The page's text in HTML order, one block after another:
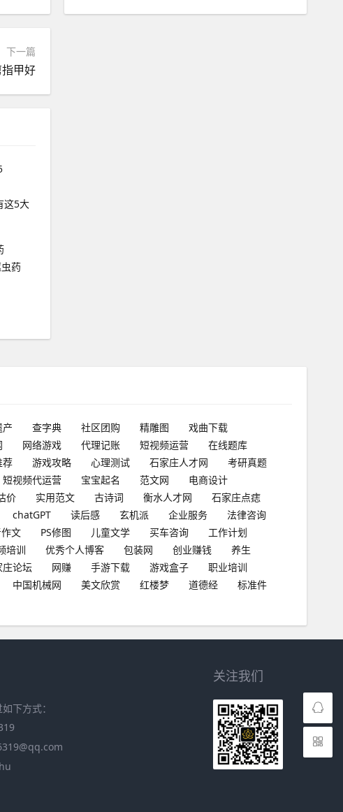
下一篇
甲好
这5大
药
查字典 社区团购 精雕图
戏曲下载
网络游戏 代理记账 短视频运营
在线题库
荐 游戏攻略 心理测试 石家庄人才网
考研真题
短视频代运营 宝宝起名 范文网
电商设计
价 实用范文 古诗词 衡水人才网
石家庄点痣
chatGPT 读后感 玄机派 企业服务
法律咨询
文 PS修图 儿童文学 买车咨询
工作计划
培训 优秀个人博客 包装网 创业赚钱
养生
庄论坛 网赚 手游下载 游戏盒子
职业培训
中国机械网 美文欣赏 红楼梦 道德经
标准件
下方式：
关注我们